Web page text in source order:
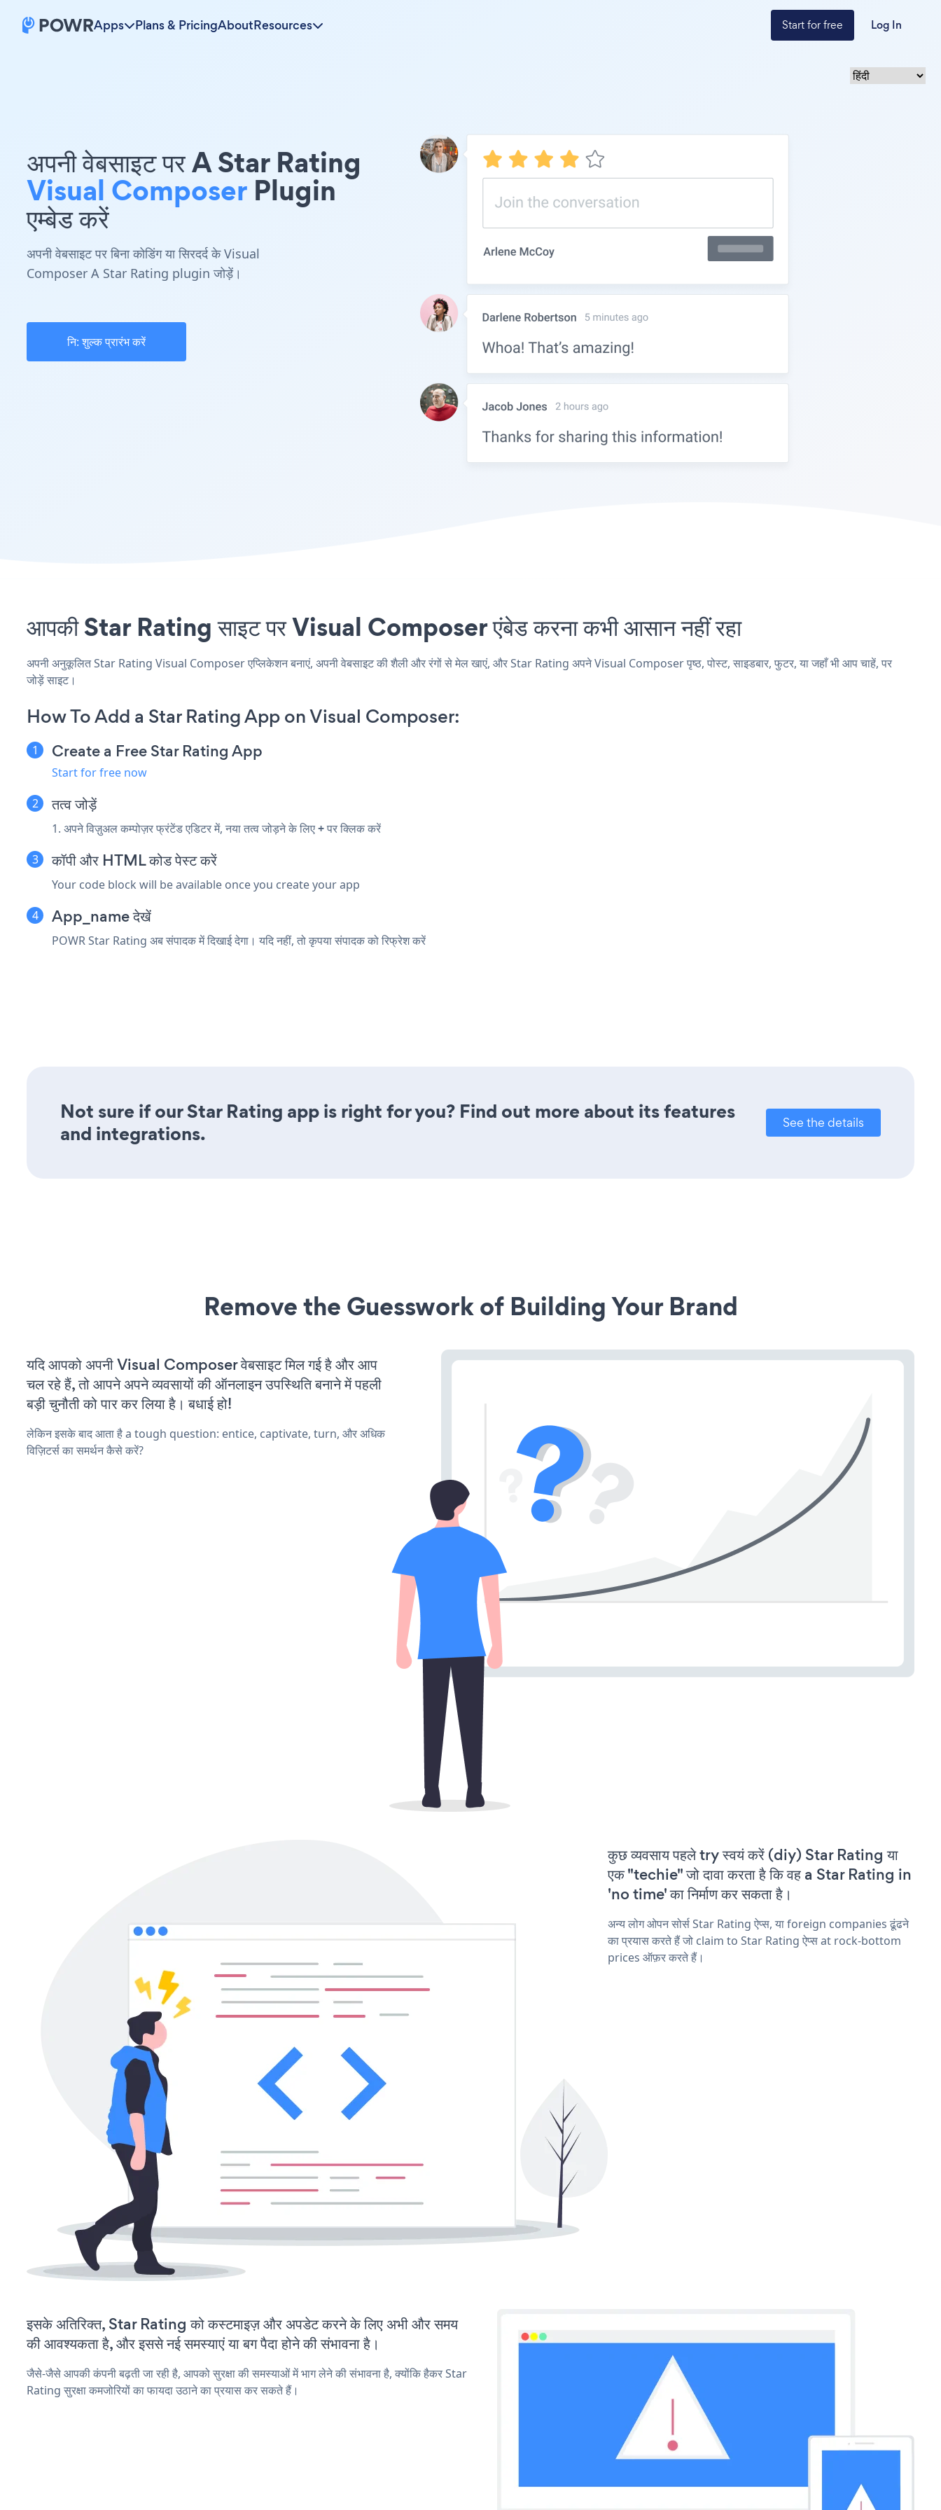
Apps Plans & PricingAboutResources Start for free Log In
अपनी वेबसाइट पर A Star Rating
Visual Composer Plugin
एम्बेड करें
अपनी वेबसाइट पर बिना कोडिंग या सिरदर्द के Visual
Composer A Star Rating plugin जोड़ें।
नि: शुल्क प्रारंभ करें
आपकी Star Rating साइट पर Visual Composer एंबेड करना कभी आसान नहीं रहा
अपनी अनुकूलित Star Rating Visual Composer एप्लिकेशन बनाएं, अपनी वेबसाइट की शैली और रंगों से मेल खाएं, और Star Rating अपने Visual Composer पृष्ठ, पोस्ट, साइडबार, फुटर, या जहाँ भी आप चाहें, पर
जोड़ें साइट।
How To Add a Star Rating App on Visual Composer:
Create a Free Star Rating App
Start for free now
तत्व जोड़ें
1. अपने विज़ुअल कम्पोज़र फ्रंटेंड एडिटर में, नया तत्व जोड़ने के लिए+पर क्लिक करें
कॉपी और HTML कोड पेस्ट करें
Your code block will be available once you create your app
App_name देखें
POWR Star Rating अब संपादक में दिखाई देगा। यदि नहीं, तो कृपया संपादक को रिफ्रेश करें
Not sure if our Star Rating app is right for you? Find out more about its features
and integrations.
See the details
Remove the Guesswork of Building Your Brand
यदि आपको अपनी Visual Composer वेबसाइट मिल गई है और आप
चल रहे हैं, तो आपने अपने व्यवसायों की ऑनलाइन उपस्थिति बनाने में पहली
बड़ी चुनौती को पार कर लिया है। बधाई हो!
लेकिन इसके बाद आता है a tough question: entice, captivate, turn, और अधिक
विज़िटर्स का समर्थन कैसे करें?
कुछ व्यवसाय पहले try स्वयं करें (diy) Star Rating या
एक "techie" जो दावा करता है कि वह a Star Rating in
'no time' का निर्माण कर सकता है।
अन्य लोग ओपन सोर्स Star Rating ऐप्स, या foreign companies ढूंढने
का प्रयास करते हैं जो claim to Star Rating ऐप्स at rock-bottom
prices ऑफ़र करते हैं।
इसके अतिरिक्त, Star Rating को कस्टमाइज़ और अपडेट करने के लिए अभी और समय
की आवश्यकता है, और इससे नई समस्याएं या बग पैदा होने की संभावना है।
जैसे-जैसे आपकी कंपनी बढ़ती जा रही है, आपको सुरक्षा की समस्याओं में भाग लेने की संभावना है, क्योंकि हैकर Star
Rating सुरक्षा कमजोरियों का फायदा उठाने का प्रयास कर सकते हैं।